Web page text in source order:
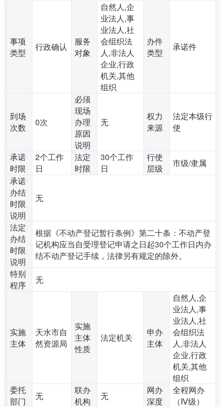
事项
类型
行政确认
服务
对象
自然人,企
业法人,事
业法人,社
会组织法
人,非法人
企业,行政
机关,其他
组织
办件
类型
承诺件
到场
次数
0次
必须
现场
办理
原因
说明
无
权力
来源
法定本级行
使
承诺
时限
2个工作
日
法定
时限
30个工作
日
行使
层级
市级/隶属
承诺
办结
时限
说明
无
法定
办结
时限
说明
根据《不动产登记暂行条例》第二十条：不动产登
记机构应当自受理登记申请之日起30个工作日内办
结不动产登记手续，法律另有规定的除外。
特别
程序
无
实施
主体
天水市自
然资源局
实施
主体
性质
法定机关
申办
主体
自然人,企
业法人,事
业法人,社
会组织法
人,非法人
企业,行政
机关,其他
组织
委托
部门
无
联办
机构
无
网办
深度
全程网办
（Ⅳ级）